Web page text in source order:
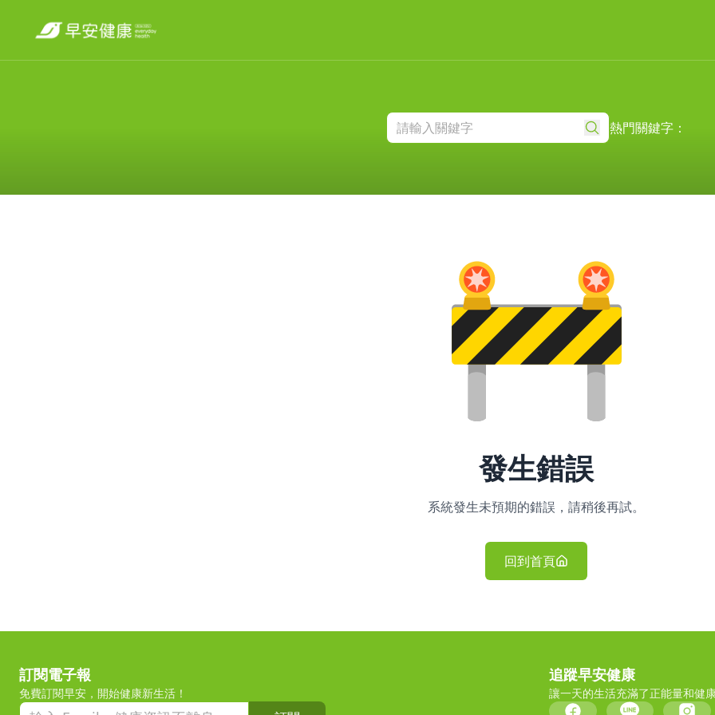
熱門關鍵字：
發生錯誤
系統發生未預期的錯誤，請稍後再試。
回到首頁
訂閱電子報
免費訂閱早安，開始健康新生活！
追蹤早安健康
讓一天的生活充滿了正能量和健